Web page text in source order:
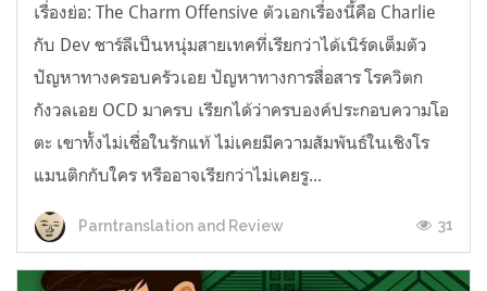
เรื่องย่อ: The Charm Offensive ตัวเอกเรื่องนี้คือ Charlie
กับ Dev ชาร์ลีเป็นหนุ่มสายเทคที่เรียกว่าได้เนิร์ดเต็มตัว
ปัญหาทางครอบครัวเอย ปัญหาทางการสื่อสาร โรควิตก
กังวลเอย OCD มาครบ เรียกได้ว่าครบองค์ประกอบความโอ
ตะ เขาทั้งไม่เชื่อในรักแท้ ไม่เคยมีความสัมพันธ์ในเชิงโร
แมนติกกับใคร หรืออาจเรียกว่าไม่เคยรู...
Parntranslation and Review 31